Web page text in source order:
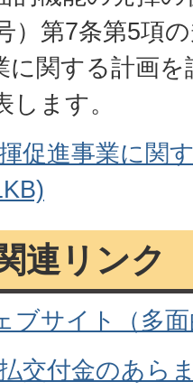
）第7条第5項
に関する計画
ます。
促進事業に関
連リンク
ブサイト（多
交付金のあら